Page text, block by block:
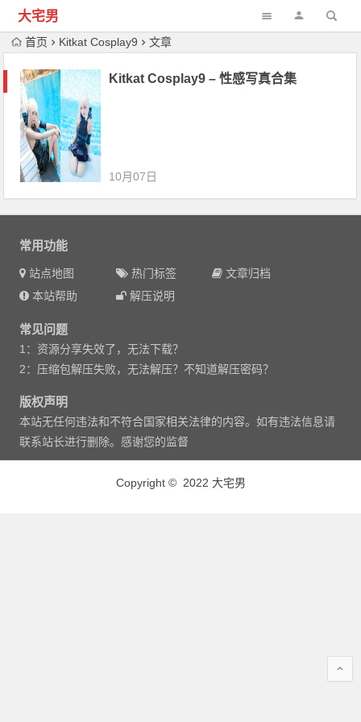
大宅男
首页 Kitkat Cosplay9 文章
Kitkat Cosplay9 – 性感写真合集
10月07日
常用功能
站点地图 热门标签
文章归档
本站帮助
解压说明
常见问题
1：资源分享失效了，无法下载？
2：压缩包解压失败，无法解压？不知道解压密码？
版权声明
本站无任何违法和不符合国家相关法律的内容。如有违法信息请
联系站长进行删除。感谢您的监督
Copyright © 2022 大宅男